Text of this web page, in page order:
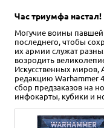
Час триумфа настал!
Могучие воины
последнего, чтобы
их армии служат
возродить
Искусственных миров,
редакцию Warhammer
сбор предзаказов на
инфокарты, кубики и